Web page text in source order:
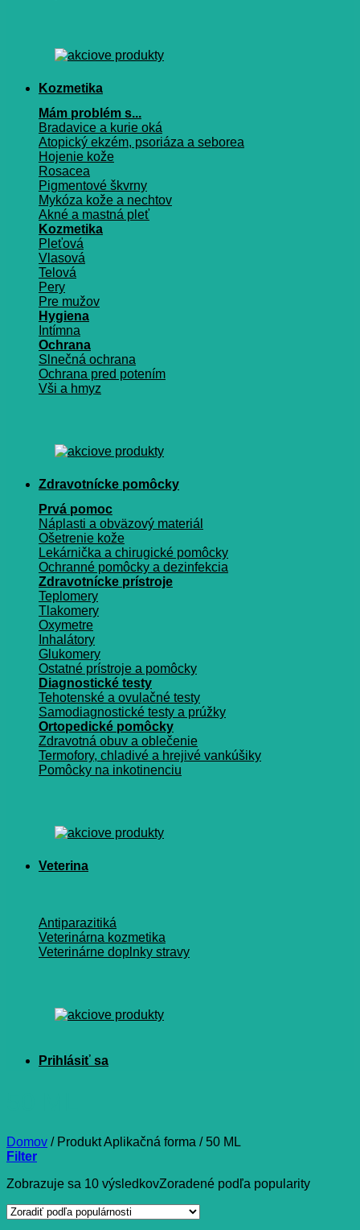
Kozmetika
Mám problém s...
Bradavice a kurie oká
Atopický ekzém, psoriáza a seborea
Hojenie kože
Rosacea
Pigmentové škvrny
Mykóza kože a nechtov
Akné a mastná pleť
Kozmetika
Pleťová
Vlasová
Telová
Pery
Pre mužov
Hygiena
Intímna
Ochrana
Slnečná ochrana
Ochrana pred potením
Vši a hmyz
Zdravotnícke pomôcky
Prvá pomoc
Náplasti a obväzový materiál
Ošetrenie kože
Lekárnička a chirugické pomôcky
Ochranné pomôcky a dezinfekcia
Zdravotnícke prístroje
Teplomery
Tlakomery
Oxymetre
Inhalátory
Glukomery
Ostatné prístroje a pomôcky
Diagnostické testy
Tehotenské a ovulačné testy
Samodiagnostické testy a prúžky
Ortopedické pomôcky
Zdravotná obuv a oblečenie
Termofory, chladivé a hrejivé vankúšiky
Pomôcky na inkotinenciu
Veterina
Antiparazitiká
Veterinárna kozmetika
Veterinárne doplnky stravy
Domov /Produkt Aplikačná forma /50 ML
Filter
Zobrazuje sa 10 výsledkovZoradené podľa popularity